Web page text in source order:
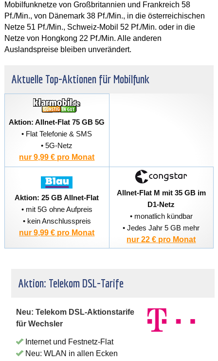
Mobilfunknetze von Großbritannien und Frankreich 58
Pf./Min., von Dänemark 38 Pf./Min., in die österreichischen
Netze 51 Pf./Min., Schweiz-Mobil 52 Pf./Min. oder in die
Netze von Hongkong 22 Pf./Min. Alle anderen
Auslandspreise bleiben unverändert.
Aktuelle Top-Aktionen für Mobilfunk
Aktion: Allnet-Flat 75 GB 5G
• Flat Telefonie & SMS
• 5G-Netz
nur 9,99 € pro Monat
Aktion: 25 GB Allnet-Flat
• mit 5G ohne Aufpreis
• kein Anschlusspreis
nur 9,99 € pro Monat
Allnet-Flat M mit 35 GB im
D1-Netz
• monatlich kündbar
• Jedes Jahr 5 GB mehr
nur 22 € pro Monat
Aktion: Telekom DSL-Tarife
Neu: Telekom DSL-Aktionstarife
für Wechsler
Internet und Festnetz-Flat
Neu: WLAN in allen Ecken